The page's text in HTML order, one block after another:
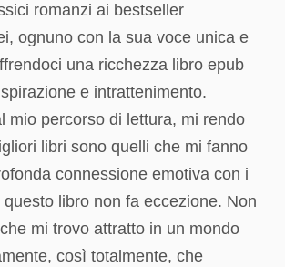
romanzi ai bestseller
ognuno con la sua voce unica e
una ricchezza libro epub
e intrattenimento.
mio percorso di lettura, mi rendo
libri sono quelli che mi fanno
connessione emotiva con i
libro non fa eccezione. Non
mi trovo attratto in un mondo
così totalmente, che